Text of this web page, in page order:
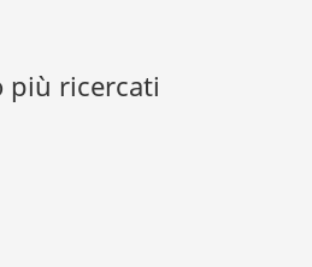
ricercati